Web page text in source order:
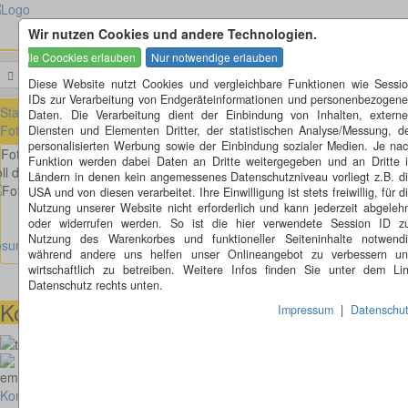
Wir nutzen Cookies und andere Technologien.
Diese Website nutzt Cookies und vergleichbare Funktionen wie
IDs zur Verarbeitung von Endgeräteinformationen und
Daten. Die Verarbeitung dient der Einbindung von Inhalten,
Diensten und Elementen Dritter, der statistischen Analyse/Messung,
personalisierten Werbung sowie der Einbindung sozialer Medien. Je
Funktion werden dabei Daten an Dritte weitergegeben und an Dritte
Ländern in denen kein angemessenes Datenschutzniveau vorliegt z.B.
USA und von diesen verarbeitet. Ihre Einwilligung ist stets freiwillig, für
Nutzung unserer Website nicht erforderlich und kann jederzeit
oder widerrufen werden. So ist die hier verwendete Session ID
Nutzung des Warenkorbes und funktioneller Seiteninhalte
während andere uns helfen unser Onlineangebot zu verbessern
wirtschaftlich zu betreiben. Weitere Infos finden Sie unter dem
Datenschutz rechts unten.
Impressum |
Startseite » Fotorätsel » Fotorätsel 1 bis 100 » Fotorätsel 1 bis 10 »
Fotorätsel 4
Fotorätsel 4
das eine Frisur sein, oder was denkt ihr?
anzeigen
Kontaktmöglichkeiten
Kontakt